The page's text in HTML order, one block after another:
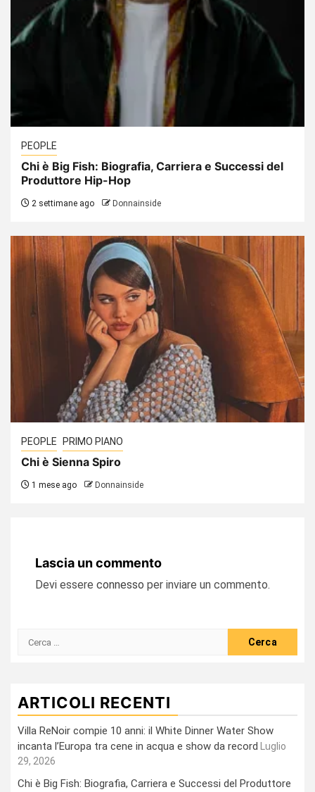
PEOPLE
Chi è Big Fish: Biografia, Carriera e Successi del
Produttore Hip-Hop
2 settimane ago Donnainside
PEOPLE PRIMO PIANO
Chi è Sienna Spiro
1 mese ago Donnainside
Lascia un commento
Devi essere connesso per inviare un commento.
Ricerca
ARTICOLI RECENTI
Villa ReNoir compie 10 anni: il White Dinner Water Show
incanta l’Europa tra cene in acqua e show da record Luglio
29, 2026
Chi è Big Fish: Biografia, Carriera e Successi del Produttore